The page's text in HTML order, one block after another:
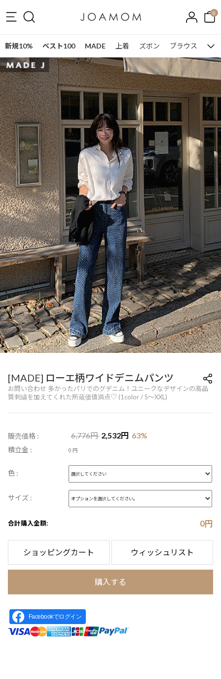
0
新規10% ベスト100 MADE 上着 ズボン ブラウス ワ
[MADE] ローエ柄ワイドデニムパンツ
お問い合わせ 多かったパリでのグデニム！ユニークなデザインの高品
質刺繍を加えてくれた所蔵価値満点♡ (1color / S～XXL)
販売価格 : 6,776円 2,532円 63%
積立金 : 0 円
色 :
サイズ :
合計購入金額: 0円
ショッピングカート ウィッシュリスト
購入する
Facebookでログイン